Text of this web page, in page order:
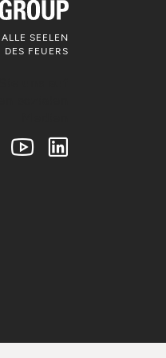
ALLE SEELEN
DES FEUERS